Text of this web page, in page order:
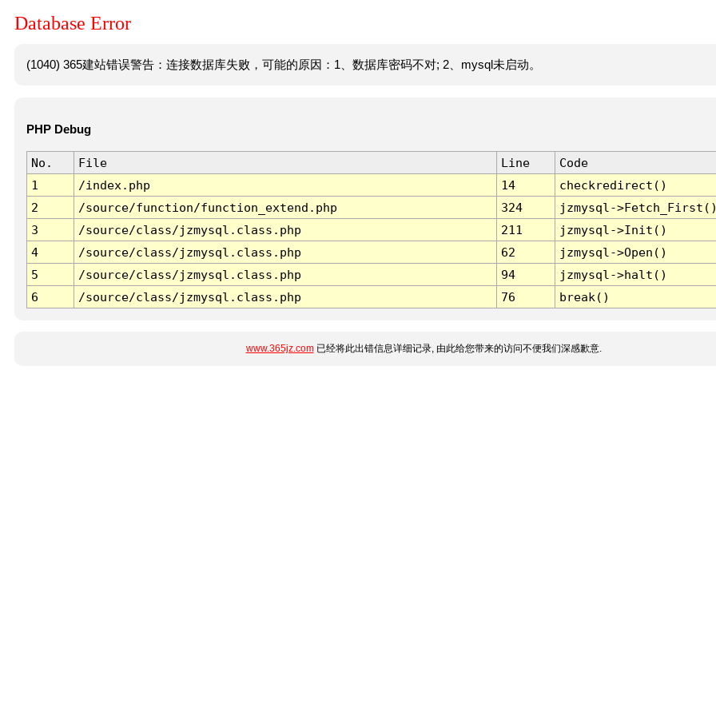
Database Error
(1040) 365建站错误警告：连接数据库失败，可能的原因：1、数据库密码不对; 2、mysql未启动。
PHP Debug
No. File Line
Code
1
/index.php 14
checkredirect()
2
/source/function/function_extend.php 324
jzmysql-
3
/source/class/jzmysql.class.php 211
jzmysql->Init()
4
/source/class/jzmysql.class.php 62
jzmysql->Open()
5
/source/class/jzmysql.class.php 94
jzmysql->halt()
6
/source/class/jzmysql.class.php 76 break()
www.365jz.com已经将此出错信息详细记录, 由此给您带来的访问不便我们深感歉意.